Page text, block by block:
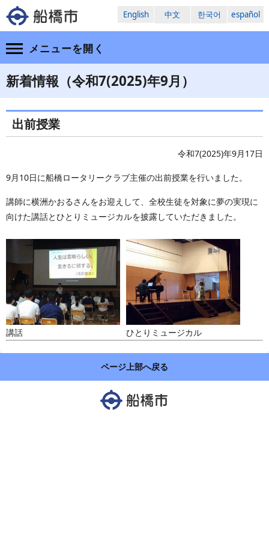
English 中文 한국어 español
メニューを開く
新着情報（令和7(2025)年9月）
出前授業
令和7(2025)年9月17日
9月10日に船橋ロータリークラブ主催の出前授業を行いました。
講師に横洲かおるさんをお迎えして、全校生徒を対象に夢の実現に
向けた講話とひとりミュージカルを披露していただきました。
講話 ひとりミュージカル
ページ上部へ戻る